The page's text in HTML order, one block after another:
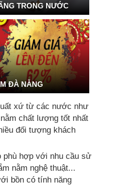
TRONG NƯỚC
ĐÀ NẴNG
xứ từ các nước như
chất lượng tốt nhất
đối tượng khách
phù hợp với nhu cầu sử
nằm nghệ thuật...
bồn có tính năng